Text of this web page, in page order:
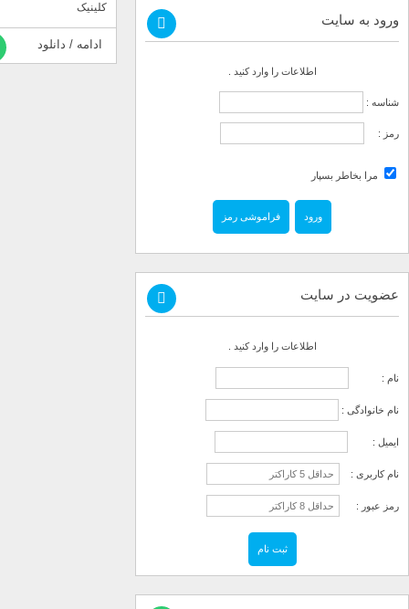
کلینیک
ادامه / دانلود
ورود به سایت
اطلاعات را وارد کنید .
شناسه :
رمز :
مرا بخاطر بسپار
فراموشی رمز
عضویت در سایت
اطلاعات را وارد کنید .
نام :
نام خانوادگی :
ایمیل :
نام کاربری :
رمز عبور :